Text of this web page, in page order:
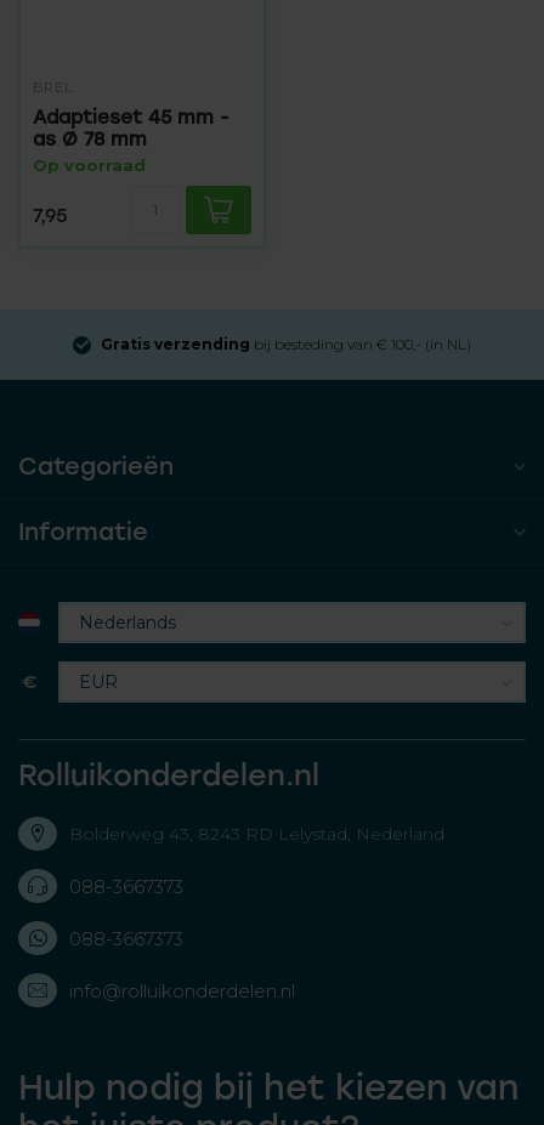
BREL
Adaptieset 45 mm -
as Ø 78 mm
Op voorraad
7,95
Gratis verzending bij besteding van € 100,- (in NL)
Categorieën
Informatie
€
Rolluikonderdelen.nl
Bolderweg 43, 8243 RD Lelystad, Nederland
088-3667373
088-3667373
info@rolluikonderdelen.nl
Hulp nodig bij het kiezen van